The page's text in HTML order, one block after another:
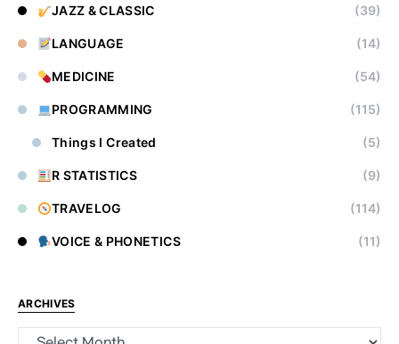
JAZZ & CLASSIC (39)
LANGUAGE (14)
MEDICINE (54)
PROGRAMMING (115)
Things I Created (5)
R STATISTICS (9)
TRAVELOG (114)
VOICE & PHONETICS (11)
ARCHIVES
Archives